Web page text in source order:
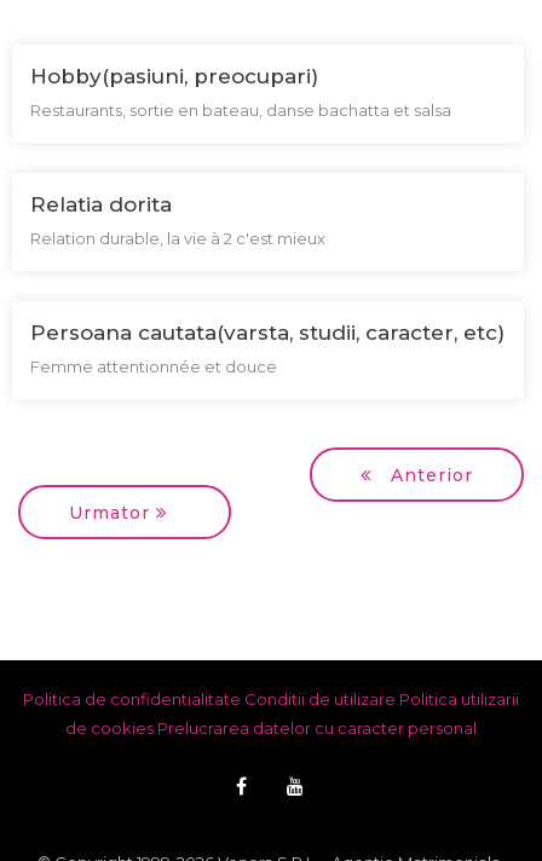
Hobby(pasiuni, preocupari)
Restaurants, sortie en bateau, danse bachatta et salsa
Relatia dorita
Relation durable, la vie à 2 c'est mieux
Persoana cautata(varsta, studii, caracter, etc)
Femme attentionnée et douce
Anterior
Urmator
Politica de confidentialitate Conditii de utilizare Politica utilizarii
de cookies Prelucrarea datelor cu caracter personal